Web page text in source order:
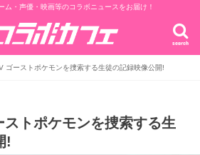
ム・声優・映画等のコラボニュースをお届け！
search
ゴーストポケモンを捜索する生徒の記録映像公開!
トポケモンを捜索する生
!